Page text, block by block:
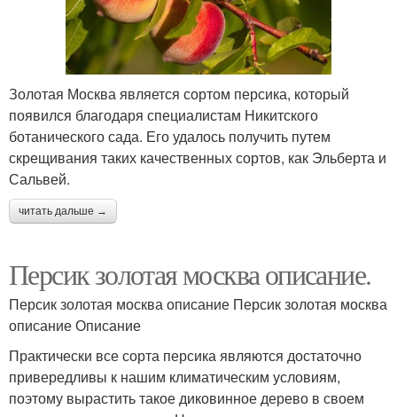
Золотая Москва является сортом персика, который
появился благодаря специалистам Никитского
ботанического сада. Его удалось получить путем
скрещивания таких качественных сортов, как Эльберта и
Сальвей.
читать дальше →
Персик золотая москва описание.
Персик золотая москва описание Персик золотая москва
описание Описание
Практически все сорта персика являются достаточно
привередливы к нашим климатическим условиям,
поэтому вырастить такое диковинное дерево в своем